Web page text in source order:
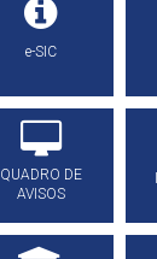
e-SIC
QUADRO DE
AVISOS